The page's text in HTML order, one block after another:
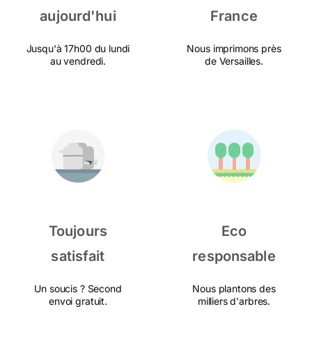
aujourd'hui
Jusqu'à 17h00 du lundi
au vendredi.
France
Nous imprimons près
de Versailles.
Toujours
satisfait
Un soucis ? Second
envoi gratuit.
Eco
responsable
Nous plantons des
milliers d'arbres.